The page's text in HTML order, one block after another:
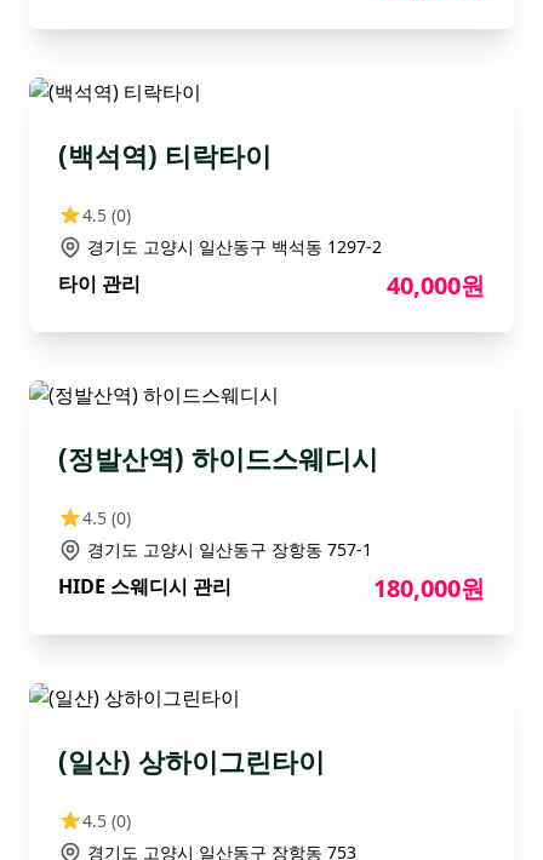
(백석역) 티락타이
4.5 (0)
경기도 고양시 일산동구 백석동 1297-2
타이 관리 40,000원
(정발산역) 하이드스웨디시
4.5 (0)
경기도 고양시 일산동구 장항동 757-1
HIDE 스웨디시 관리 180,000원
(일산) 상하이그린타이
4.5 (0)
경기도 고양시 일산동구 장항동 753